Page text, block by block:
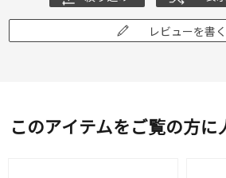
レビューを書く
このアイテムをご覧の方に